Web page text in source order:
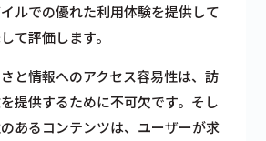
ルでの優れた利用体験を提供して
て評価します。
と情報へのアクセス容易性は、訪
提供するために不可欠です。そし
あるコンテンツは、ユーザーが求